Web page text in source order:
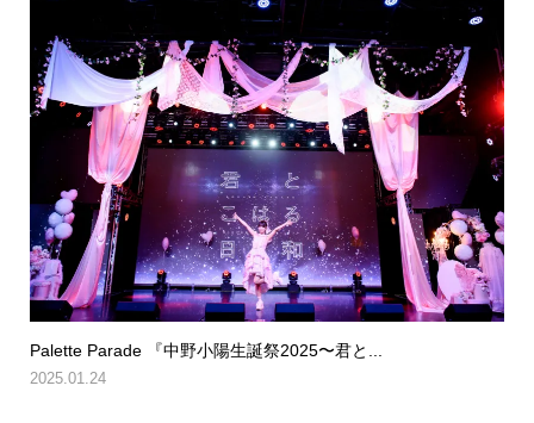
Palette Parade 『中野小陽生誕祭2025〜君と...
2025.01.24